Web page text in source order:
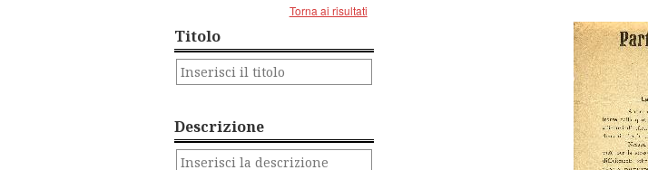
Titolo
Descrizione
Torna ai risultati